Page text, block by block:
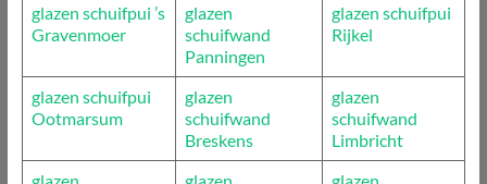
glazen schuifpui ’s
Gravenmoer
glazen
schuifwand
Panningen
glazen schuifpui
Rijkel
glazen schuifpui
Ootmarsum
glazen
schuifwand
Breskens
glazen
schuifwand
Limbricht
glazen
glazen
glazen